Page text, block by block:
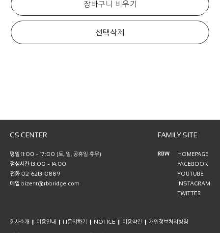
장바구니 비우기
선택삭제
CS CENTER
평일 11:00 ~ 17:00 (토, 일, 공휴일 휴무)
점심시간 13:00 ~ 14:00
전화02-6213-0889
메일 bizent@rbbridge.com
FAMILY SITE
RBW
HOMEPAGE
FACEBOOK
YOUTUBE
INSTAGRAM
TWITTER
회사소개 이용안내 1:1문의하기 NOTICE 이용약관 개인정보처리방침